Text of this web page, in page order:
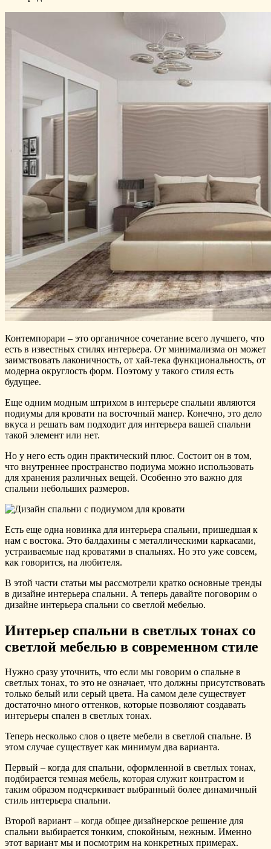
Контемпорари – это органичное сочетание всего лучшего, что
есть в известных стилях интерьера. От минимализма он может
заимствовать лаконичность, от хай-тека функциональность, от
модерна округлость форм. Поэтому у такого стиля есть
будущее.
Еще одним модным штрихом в интерьере спальни являются
подиумы для кровати на восточный манер. Конечно, это дело
вкуса и решать вам подходит для интерьера вашей спальни
такой элемент или нет.
Но у него есть один практический плюс. Состоит он в том,
что внутреннее пространство подиума можно использовать
для хранения различных вещей. Особенно это важно для
спальни небольших размеров.
Есть еще одна новинка для интерьера спальни, пришедшая к
нам с востока. Это балдахины с металлическими каркасами,
устраиваемые над кроватями в спальнях. Но это уже совсем,
как говорится, на любителя.
В этой части статьи мы рассмотрели кратко основные тренды
в дизайне интерьера спальни. А теперь давайте поговорим о
дизайне интерьера спальни со светлой мебелью.
Интерьер спальни в светлых тонах со
светлой мебелью в современном стиле
Нужно сразу уточнить, что если мы говорим о спальне в
светлых тонах, то это не означает, что должны присутствовать
только белый или серый цвета. На самом деле существует
достаточно много оттенков, которые позволяют создавать
интерьеры спален в светлых тонах.
Теперь несколько слов о цвете мебели в светлой спальне. В
этом случае существует как минимум два варианта.
Первый – когда для спальни, оформленной в светлых тонах,
подбирается темная мебель, которая служит контрастом и
таким образом подчеркивает выбранный более динамичный
стиль интерьера спальни.
Второй вариант – когда общее дизайнерское решение для
спальни выбирается тонким, спокойным, нежным. Именно
этот вариант мы и посмотрим на конкретных примерах.